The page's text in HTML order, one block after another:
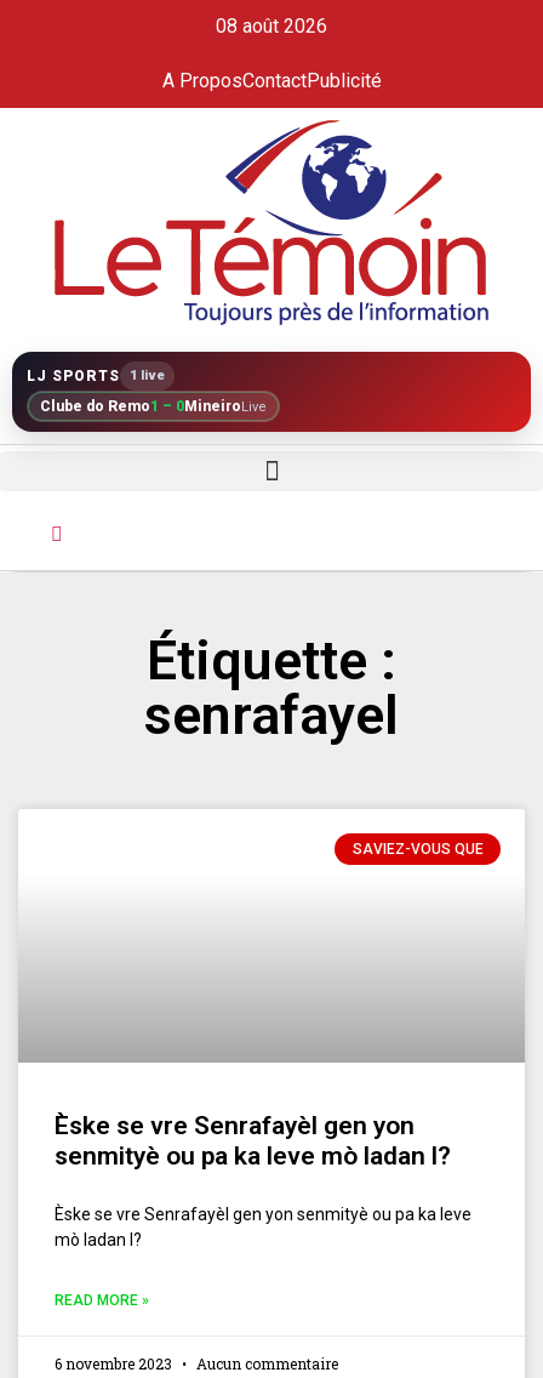
08 août 2026
A ProposContactPublicité
LJ SPORTS 1 live
Clube do Remo1 – 0MineiroLive
Étiquette :
senrafayel
SAVIEZ-VOUS QUE
Èske se vre Senrafayèl gen yon
senmityè ou pa ka leve mò ladan l?
Èske se vre Senrafayèl gen yon senmityè ou pa ka leve
mò ladan l?
READ MORE »
6 novembre 2023 Aucun commentaire